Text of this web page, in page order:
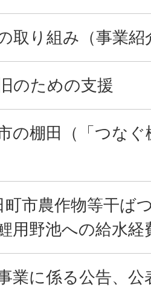
取り組み（事業紹
のための支援
の棚田（「つな
市農作物等干ば
用野池への給水経
業に係る公告、公